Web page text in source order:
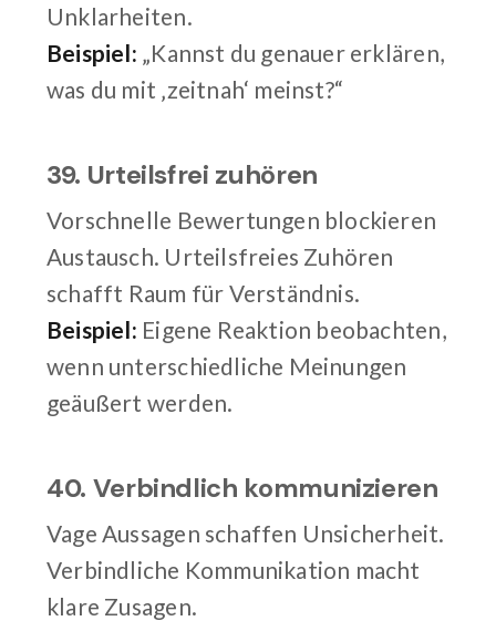
Unklarheiten.
Beispiel: „Kannst du genauer erklären,
was du mit ‚zeitnah‘ meinst?“
39. Urteilsfrei zuhören
Vorschnelle Bewertungen blockieren
Austausch. Urteilsfreies Zuhören
schafft Raum für Verständnis.
Beispiel: Eigene Reaktion beobachten,
wenn unterschiedliche Meinungen
geäußert werden.
40. Verbindlich kommunizieren
Vage Aussagen schaffen Unsicherheit.
Verbindliche Kommunikation macht
klare Zusagen.